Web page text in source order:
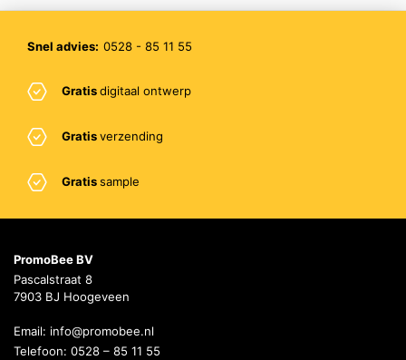
Snel advies: 0528 - 85 11 55
Gratisdigitaal ontwerp
Gratisverzending
Gratissample
PromoBee BV
Pascalstraat 8
7903 BJ Hoogeveen
Email: info@promobee.nl
Telefoon: 0528 – 85 11 55